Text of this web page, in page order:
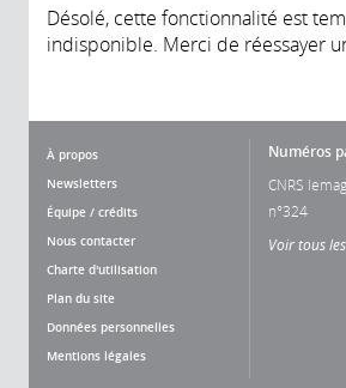
Désolé, cette fonctionnalité est
indisponible. Merci de réessayer
À propos
Newsletters
Équipe / crédits
Nous contacter
Charte d'utilisation
Plan du site
Données personnelles
Mentions légales
Numéros
CNRS
n°324
Voir tous